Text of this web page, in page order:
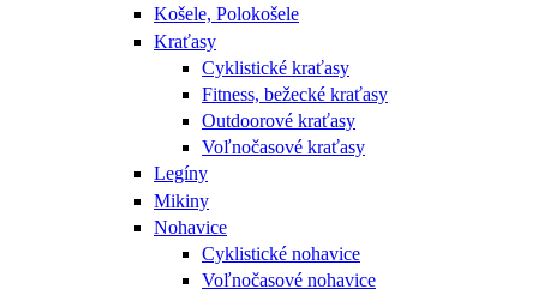
Košele, Polokošele
Kraťasy
Cyklistické kraťasy
Fitness, bežecké kraťasy
Outdoorové kraťasy
Voľnočasové kraťasy
Legíny
Mikiny
Nohavice
Cyklistické nohavice
Voľnočasové nohavice